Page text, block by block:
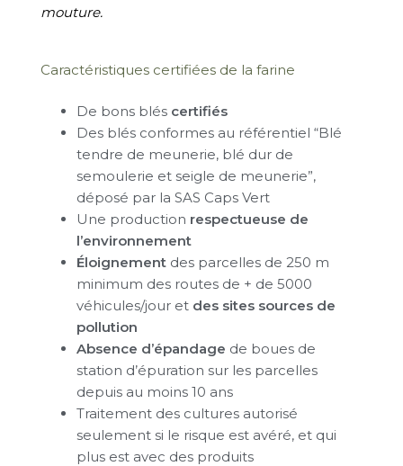
mouture.
Caractéristiques certifiées de la farine
De bons blés certifiés
Des blés conformes au référentiel “Blé
tendre de meunerie, blé dur de
semoulerie et seigle de meunerie”,
déposé par la SAS Caps Vert
Une production respectueuse de
l’environnement
Éloignement des parcelles de 250 m
minimum des routes de + de 5000
véhicules/jour et des sites sources de
pollution
Absence d’épandage de boues de
station d’épuration sur les parcelles
depuis au moins 10 ans
Traitement des cultures autorisé
seulement si le risque est avéré, et qui
plus est avec des produits